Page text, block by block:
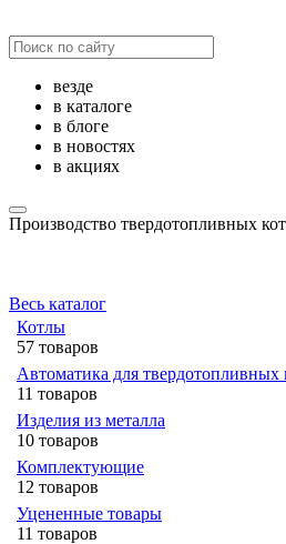
везде
в каталоге
в блоге
в новостях
в акциях
Производство твердотопливных
Весь каталог
Котлы
57 товаров
Автоматика для твердотопливных
11 товаров
Изделия из металла
10 товаров
Комплектующие
12 товаров
Уцененные товары
11 товаров